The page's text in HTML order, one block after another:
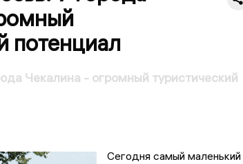
потенциал
Чекалина - огромный туристический
Сегодня самый маленький